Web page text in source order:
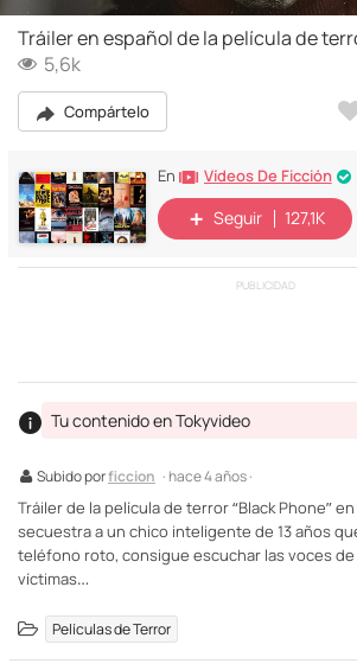
Tráiler en español de la película de
5,6k
Compártelo
En Vídeos De Ficción
Seguir 127,1K
PUBLICIDAD
Subido porficcion · hace 4 años ·
Tu contenido en Tokyvideo
Tráiler de la película de terror “Black Phone”
secuestra a un chico inteligente de 13 años
teléfono roto, consigue escuchar las voces
víctimas…
Películas de Terror